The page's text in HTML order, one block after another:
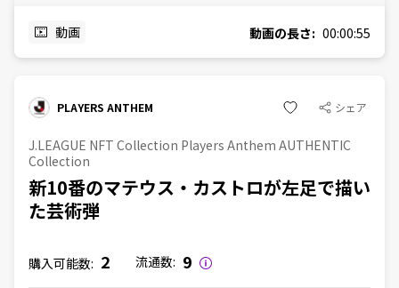
動画 動画の長さ: 00:00:55
PLAYERS ANTHEM シェア
J.LEAGUE NFT Collection Players Anthem AUTHENTIC
Collection
新10番のマテウス・カストロが左足で描い
た芸術弾
購入可能数: 2 流通数: 9